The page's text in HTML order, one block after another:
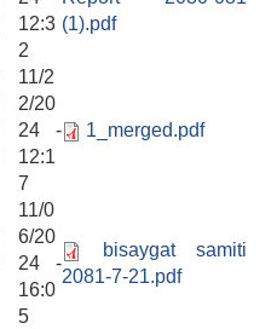
12:3
2
(1).pdf
11/2
2/20
24 -
12:1
7
1_merged.pdf
11/0
6/20
24 -
16:0
5
bisaygat samiti
2081-7-21.pdf